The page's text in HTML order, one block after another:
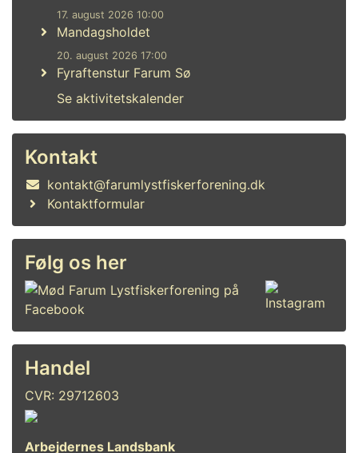
17. august 2026 10:00
Mandagsholdet
20. august 2026 17:00
Fyraftenstur Farum Sø
Se aktivitetskalender
Kontakt
kontakt@farumlystfiskerforening.dk
Kontaktformular
Følg os her
Handel
CVR: 29712603
Arbejdernes Landsbank